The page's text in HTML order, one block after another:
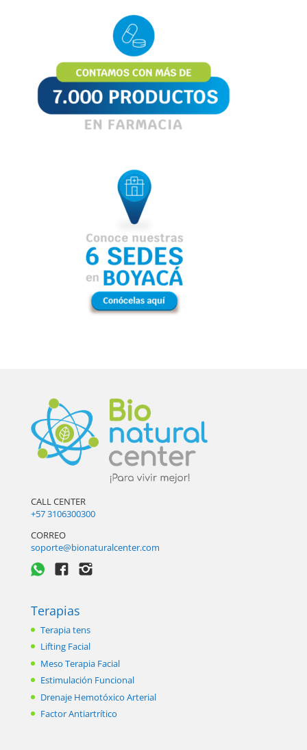
CALL CENTER
+57 3106300300
CORREO
soporte@bionaturalcenter.com
Terapias
Terapia tens
Lifting Facial
Meso Terapia Facial
Estimulación Funcional
Drenaje Hemotóxico Arterial
Factor Antiartrítico